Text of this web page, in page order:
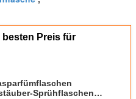
besten Preis für
Sprühflaschen